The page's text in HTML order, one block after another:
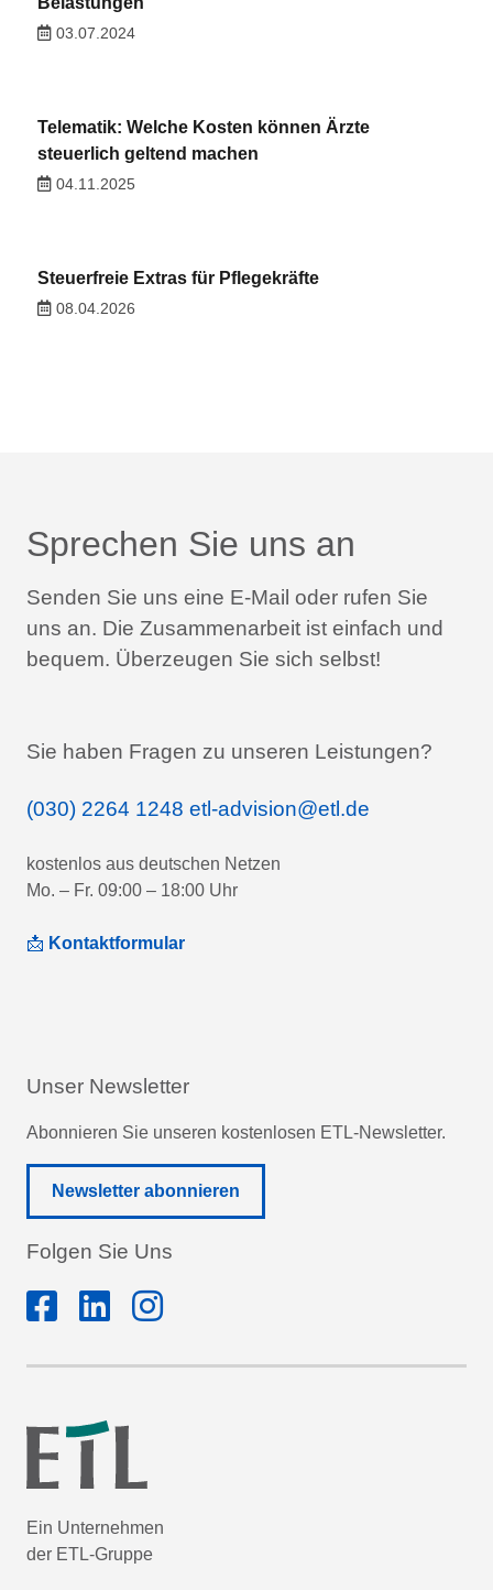
03.07.2024
Telematik: Welche Kosten können Ärzte
steuerlich geltend machen
04.11.2025
Steuerfreie Extras für Pflegekräfte
08.04.2026
Sprechen Sie uns an
Senden Sie uns eine E-Mail oder rufen Sie
uns an. Die Zusammenarbeit ist einfach und
bequem. Überzeugen Sie sich selbst!
Sie haben Fragen zu unseren Leistungen?
(030) 2264 1248 etl-advision@etl.de
kostenlos aus deutschen Netzen
Mo. – Fr. 09:00 – 18:00 Uhr
📩 Kontaktformular
Unser Newsletter
Abonnieren Sie unseren kostenlosen ETL-Newsletter.
Newsletter abonnieren
Folgen Sie Uns
Ein Unternehmen
der ETL-Gruppe